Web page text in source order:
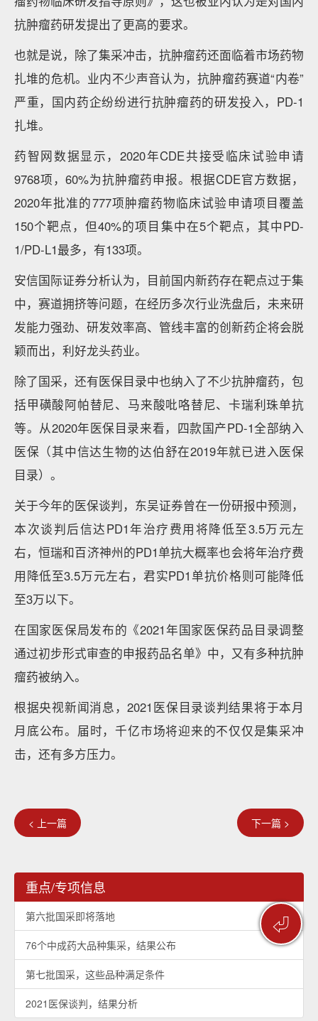
⏎
抗肿瘤药研发提出了更高的要求。
也就是说，除了集采冲击，抗肿瘤药还面临着市场药物
扎堆的危机。业内不少声音认为，抗肿瘤药赛道“内卷”
严重，国内药企纷纷进行抗肿瘤药的研发投入，PD-1
扎堆。
药智网数据显示，2020年CDE共接受临床试验申请
9768项，60%为抗肿瘤药申报。根据CDE官方数据，
2020年批准的777项肿瘤药物临床试验申请项目覆盖
150个靶点，但40%的项目集中在5个靶点，其中PD-
1/PD-L1最多，有133项。
安信国际证券分析认为，目前国内新药存在靶点过于集
中，赛道拥挤等问题，在经历多次行业洗盘后，未来研
发能力强劲、研发效率高、管线丰富的创新药企将会脱
颖而出，利好龙头药业。
除了国采，还有医保目录中也纳入了不少抗肿瘤药，包
括甲磺酸阿帕替尼、马来酸吡咯替尼、卡瑞利珠单抗
等。从2020年医保目录来看，四款国产PD-1全部纳入
医保（其中信达生物的达伯舒在2019年就已进入医保
目录）。
关于今年的医保谈判，东吴证券曾在一份研报中预测，
本次谈判后信达PD1年治疗费用将降低至3.5万元左
右，恒瑞和百济神州的PD1单抗大概率也会将年治疗费
用降低至3.5万元左右，君实PD1单抗价格则可能降低
至3万以下。
在国家医保局发布的《2021年国家医保药品目录调整
通过初步形式审查的申报药品名单》中，又有多种抗肿
瘤药被纳入。
根据央视新闻消息，2021医保目录谈判结果将于本月
月底公布。届时，千亿市场将迎来的不仅仅是集采冲
击，还有多方压力。
< 上一篇 下一篇 >
重点/专项信息
第六批国采即将落地
76个中成药大品种集采，结果公布
第七批国采，这些品种满足条件
2021医保谈判，结果分析